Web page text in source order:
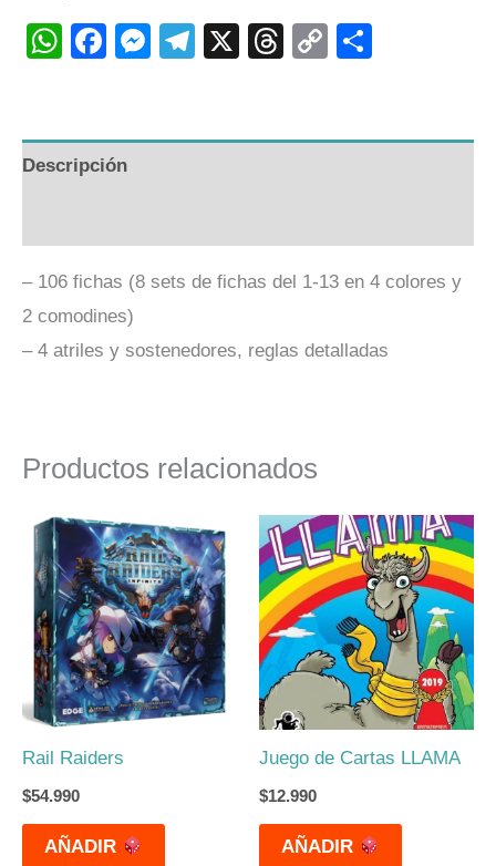
WhatsApp
Facebook
Messenger
Telegram
X Threads
Copy
Descripción
– 106 fichas (8 sets de fichas del 1-13 en 4 colores y
2 comodines)
– 4 atriles y sostenedores, reglas detalladas
Productos relacionados
Rail Raiders
$54.990
AÑADIR
Juego de Cartas LLAMA
$12.990
AÑADIR